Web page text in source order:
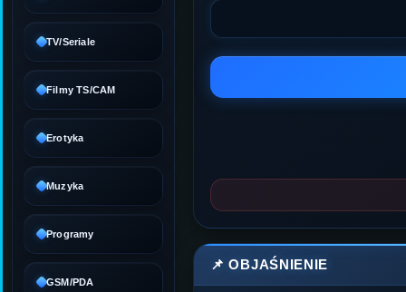
TV/Seriale
Filmy TS/CAM
Erotyka
Muzyka
Programy
GSM/PDA
📌 OBJAŚNIENIE